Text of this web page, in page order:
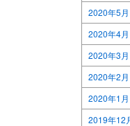
2020年5月
2020年4月
2020年3月
2020年2月
2020年1月
2019年12